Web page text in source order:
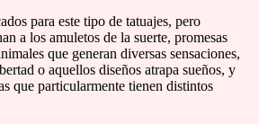
para este tipo de tatuajes, pero
a los amuletos de la suerte, promesas
que generan diversas sensaciones,
o aquellos diseños atrapa sueños, y
que particularmente tienen distintos